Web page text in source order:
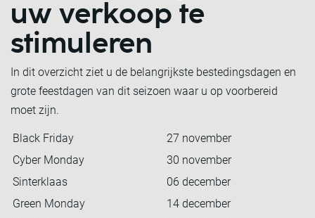
uw verkoop te
stimuleren
In dit overzicht ziet u de belangrijkste bestedingsdagen en
grote feestdagen van dit seizoen waar u op voorbereid
moet zijn.
Black Friday
27 november
Cyber Monday
30 november
Sinterklaas
06 december
Green Monday
14 december